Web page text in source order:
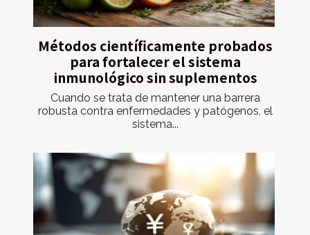
Métodos científicamente probados
para fortalecer el sistema
inmunológico sin suplementos
Cuando se trata de mantener una barrera
robusta contra enfermedades y patógenos, el
sistema...